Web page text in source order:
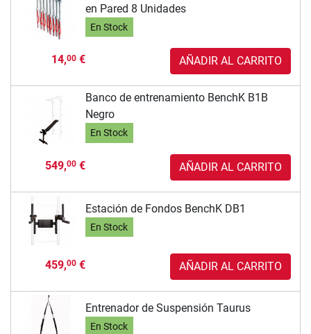
en Pared 8 Unidades
En Stock
14,00€ AÑADIR AL CARRITO
Banco de entrenamiento BenchK B1B
Negro
En Stock
549,00€ AÑADIR AL CARRITO
Estación de Fondos BenchK DB1
En Stock
459,00€ AÑADIR AL CARRITO
Entrenador de Suspensión Taurus
En Stock